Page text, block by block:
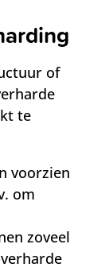
of
te
voorzien
om
zoveel